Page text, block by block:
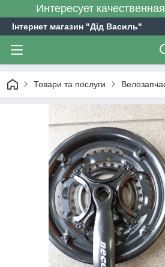
Интересует
Інтернет магазин "Дід Василь"
Товари та послуги